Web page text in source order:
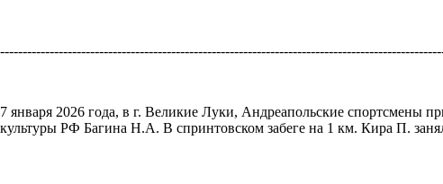
7 января 2026 года, в г. Великие Луки, Андреапольские спортсмены
культуры РФ Багина Н.А. В спринтовском забеге на 1 км. Кира П.